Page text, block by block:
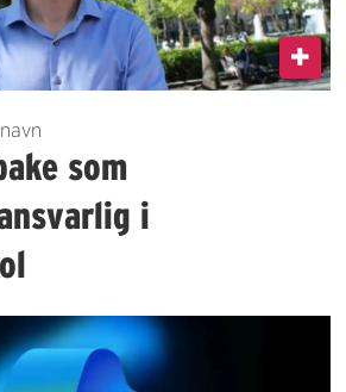
som
i